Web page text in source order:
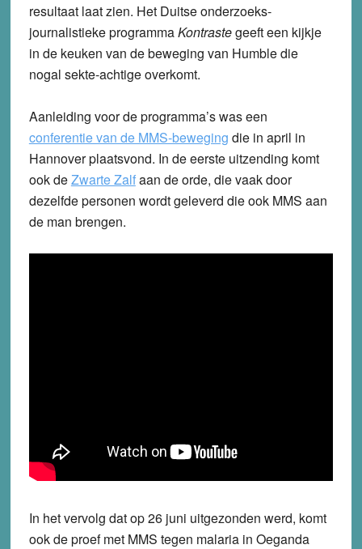
resultaat laat zien. Het Duitse onderzoeks-
journalistieke programmaKontrastegeeft een kijkje
in de keuken van de beweging van Humble die
nogal sekte-achtige overkomt.
Aanleiding voor de programma’s was een
conferentie van de MMS-beweging die in april in
Hannover plaatsvond. In de eerste uitzending komt
ook deZwarte Zalfaan de orde, die vaak door
dezelfde personen wordt geleverd die ook MMS aan
de man brengen.
In het vervolg dat op 26 juni uitgezonden werd, komt
ook de proef met MMS tegen malaria in Oeganda